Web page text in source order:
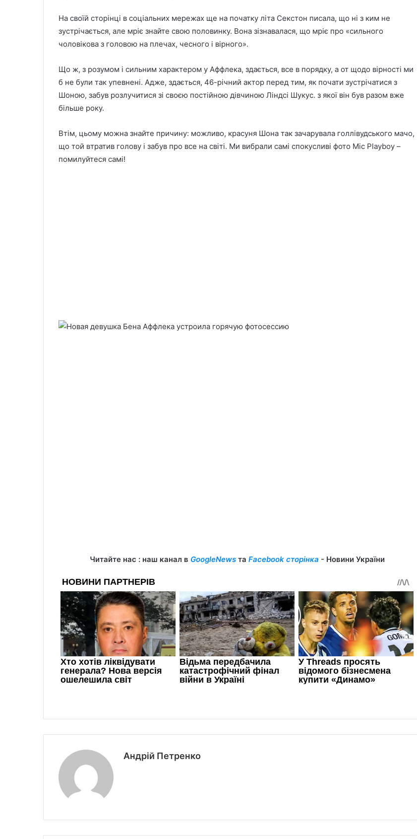
На своїй сторінці в соціальних мережах ще на початку літа Секстон писала, що ні з ким не
зустрічається, але мріє знайте свою половинку. Вона зізнавалася, що мріє про «сильного
чоловікова з головою на плечах, чесного і вірного».
Що ж, з розумом і сильним характером у Аффлека, здається, все в порядку, а от щодо вірності ми
б не були так упевнені. Адже, здається, 46-річний актор перед тим, як почати зустрічатися з
Шоною, забув розлучитися зі своєю постійною дівчиною Ліндсі Шукус. з якої він був разом вже
більше року.
Втім, цьому можна знайте причину: можливо, красуня Шона так зачарувала голлівудського мачо,
що той втратив голову і забув про все на світі. Ми вибрали самі спокусливі фото Міс Playboy –
помилуйтеся самі!
Читайте нас : наш канал в GoogleNewsта Facebook сторінка - Новини України
Андрій Петренко